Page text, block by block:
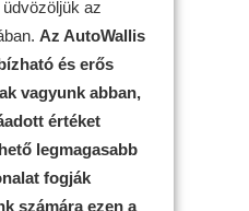
az
Az AutoWallis
és erős
vagyunk abban,
értéket
legmagasabb
fogják
számára ezen a